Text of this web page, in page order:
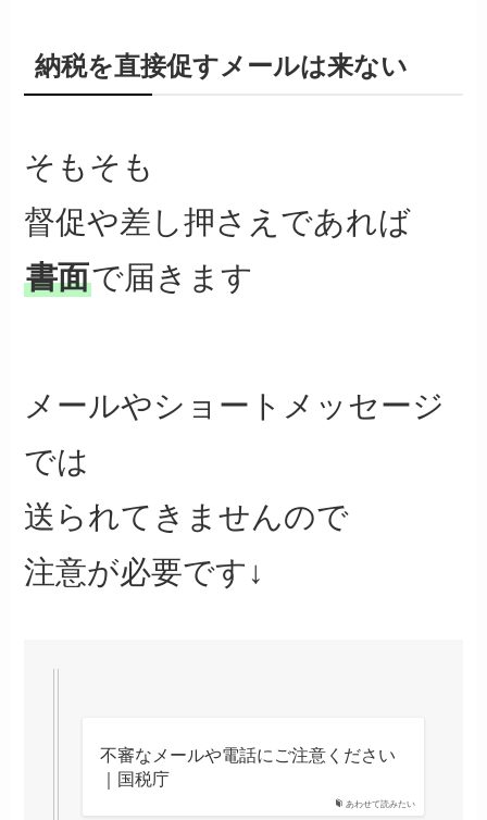
納税を直接促すメールは来ない
そもそも
督促や差し押さえであれば
書面で届きます
メールやショートメッセージ
では
送られてきませんので
注意が必要です↓
あわせて読みたい
不審なメールや電話にご注意ください
｜国税庁